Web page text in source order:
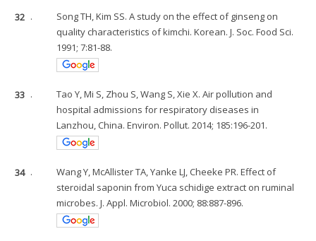
32 .
Song TH, Kim SS. A study on the effect of ginseng on
quality characteristics of kimchi. Korean. J. Soc. Food Sci.
1991; 7:81-88.
33 .
Tao Y, Mi S, Zhou S, Wang S, Xie X. Air pollution and
hospital admissions for respiratory diseases in
Lanzhou, China. Environ. Pollut. 2014; 185:196-201.
34 .
Wang Y, McAllister TA, Yanke LJ, Cheeke PR. Effect of
steroidal saponin from Yuca schidige extract on ruminal
microbes. J. Appl. Microbiol. 2000; 88:887-896.